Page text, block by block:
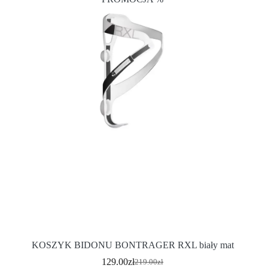
KOSZYK BIDONU BONTRAGER RXL biały mat
219.00zł
129.00zł